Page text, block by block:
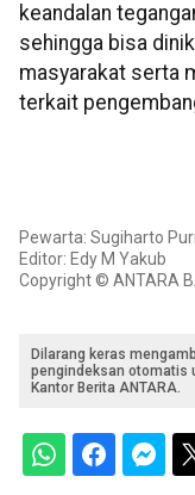
keandalan
sehingga bisa
masyarakat serta
terkait
Pewarta: Sugiharto
Editor: Edy M Yakub
Copyright © ANTARA
Dilarang keras
pengindeksan otomatis
Kantor Berita ANTARA.